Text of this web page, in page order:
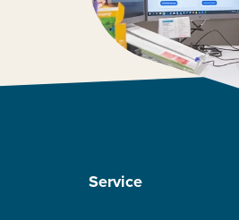
Service